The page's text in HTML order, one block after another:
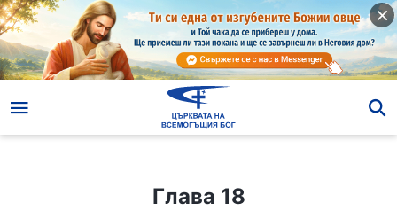
Глава 18